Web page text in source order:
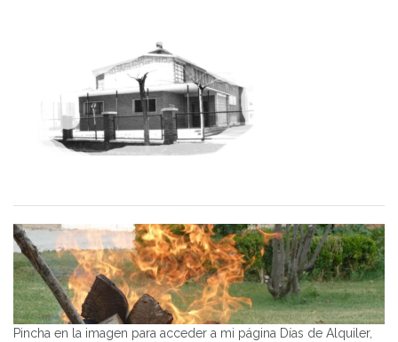
Pincha en la imagen para acceder a mi página Días de Alquiler,